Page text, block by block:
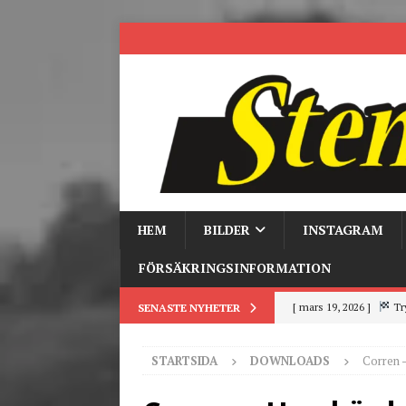
HEM BILDER INSTAGRAM
FÖRSÄKRINGSINFORMATION
SENASTE NYHETER [ mars 19, 2026 ]
[ juni 26, 2026 ] Back
[ juni 23, 2026 ] Tack
STARTSIDA DOWNLOADS Corren